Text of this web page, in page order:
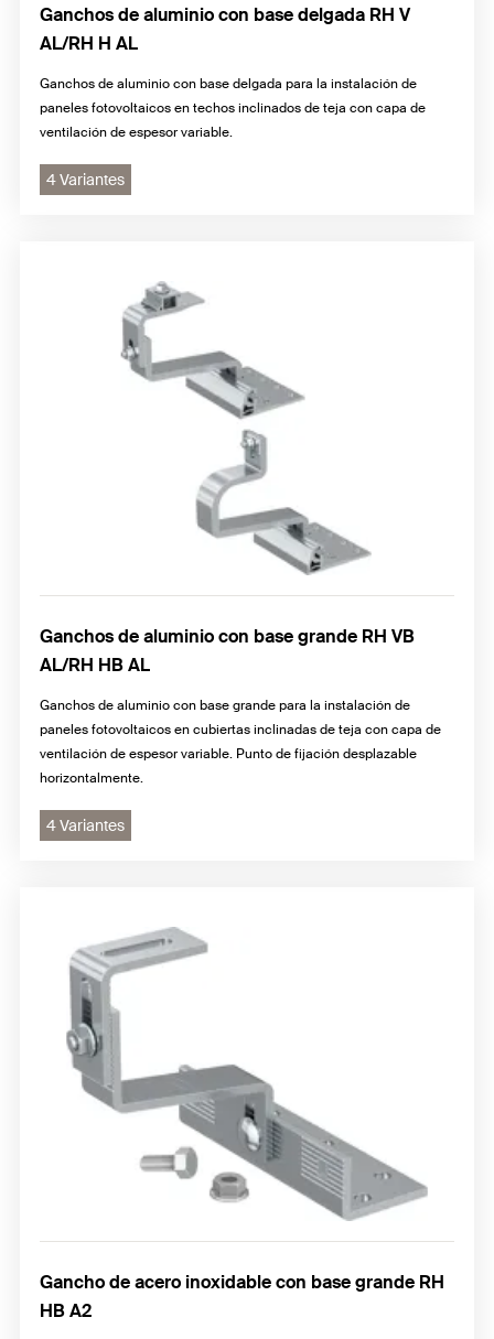
Ganchos de aluminio con base delgada RH V
AL/RH H AL
Ganchos de aluminio con base delgada para la instalación de
paneles fotovoltaicos en techos inclinados de teja con capa de
ventilación de espesor variable.
4 Variantes
Ganchos de aluminio con base grande RH VB
AL/RH HB AL
Ganchos de aluminio con base grande para la instalación de
paneles fotovoltaicos en cubiertas inclinadas de teja con capa de
ventilación de espesor variable. Punto de fijación desplazable
horizontalmente.
4 Variantes
Gancho de acero inoxidable con base grande RH
HB A2